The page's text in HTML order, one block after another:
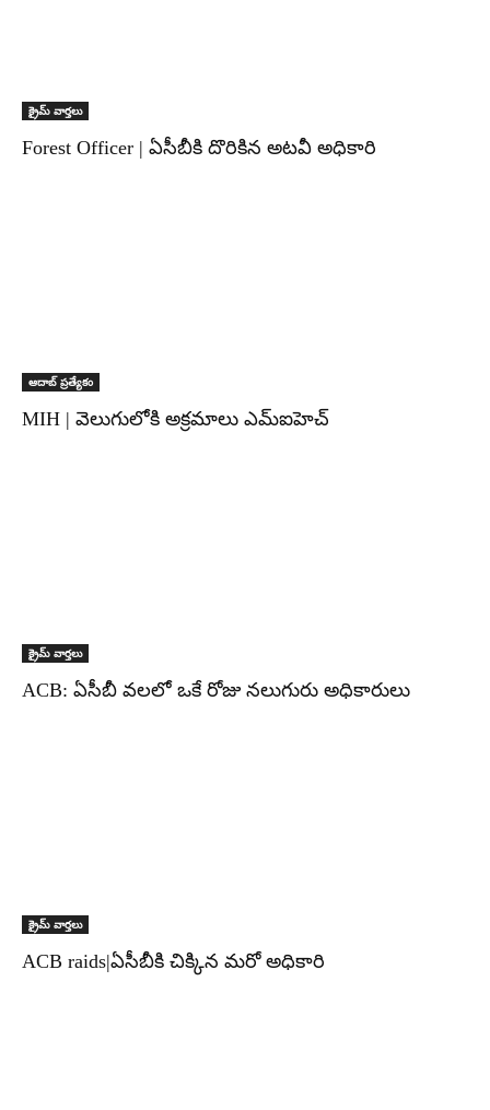
క్రైమ్ వార్తలు
Forest Officer | ఏసీబీకి దొరికిన అటవీ అధికారి
ఆదాబ్ ప్రత్యేకం
MIH | వెలుగులోకి అక్రమాలు ఎమ్ఐహెచ్
క్రైమ్ వార్తలు
ACB: ఏసీబీ వలలో ఒకే రోజు నలుగురు అధికారులు
క్రైమ్ వార్తలు
ACB raids|ఏసీబీకి చిక్కిన మరో అధికారి